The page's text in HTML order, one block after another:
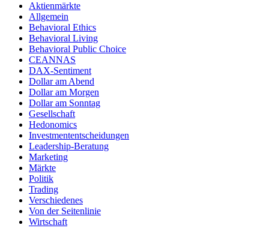
Aktienmärkte
Allgemein
Behavioral Ethics
Behavioral Living
Behavioral Public Choice
CEANNAS
DAX-Sentiment
Dollar am Abend
Dollar am Morgen
Dollar am Sonntag
Gesellschaft
Hedonomics
Investmententscheidungen
Leadership-Beratung
Marketing
Märkte
Politik
Trading
Verschiedenes
Von der Seitenlinie
Wirtschaft